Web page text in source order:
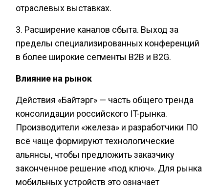
отраслевых выставках.
3. Расширение каналов сбыта. Выход за
пределы специализированных конференций
в более широкие сегменты B2B и B2G.
Влияние на рынок
Действия «Байтэрг» — часть общего тренда
консолидации российского IT-рынка.
Производители «железа» и разработчики ПО
всё чаще формируют технологические
альянсы, чтобы предложить заказчику
законченное решение «под ключ». Для рынка
мобильных устройств это означает